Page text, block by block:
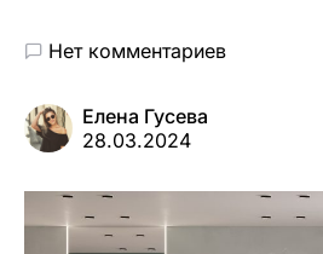
Нет комментариев
Елена Гусева
28.03.2024